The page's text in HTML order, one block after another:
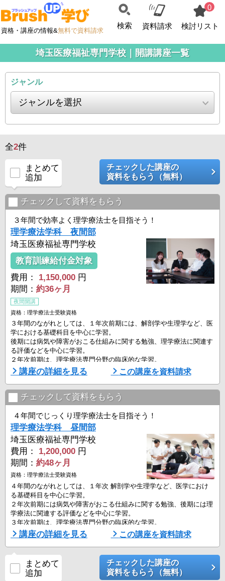
資格・講座の情報&無料で資料請求
検索 資料請求
0
検討リスト
埼玉医療福祉専門学校｜開講講座一覧
ジャンル
全2件
まとめて
追加
チェックした講座の
資料をもらう（無料）
チェックして資料をもらう
３年間で効率よく理学療法士を目指そう！
理学療法学科 夜間部
埼玉医療福祉専門学校
教育訓練給付金対象
費用：
1,150,000 円
期間： 約36ヶ月
夜間開講
資格：理学療法士受験資格
３年間のながれとしては、１年次前期には、解剖学や生理学など、医
学における基礎科目を中心に学習。
後期には病気や障害がおこる仕組みに関する勉強、理学療法に関連す
る評価などを中心に学習。
２年次前期は、理学療法専門分野の臨床的な学習。
後期に行われる長期実習に向けての客観的臨床能力試験（オスキー：
OSCE）も控える。
知識を備えたうえでの実技の試験を行い、自信を持って実習に向かえ
るかどうかを確認。
３年次前期は最後の長期実習を行い、現場での経験を重ねる。手厚い
国家試験対策も始まる。
夜間部では、リ ...
講座の詳細を見る この講座を資料請求
チェックして資料をもらう
４年間でじっくり理学療法士を目指そう！
理学療法学科 昼間部
埼玉医療福祉専門学校
費用：
1,200,000 円
期間： 約48ヶ月
資格：理学療法士受験資格
４年間のながれとしては、１年次 解剖学や生理学など、医学におけ
る基礎科目を中心に学習。
２年次前期には病気や障害がおこる仕組みに関する勉強、後期には理
学療法に関連する評価などを中心に学習。
３年次前期は、理学療法専門分野の臨床的な学習。
後期に行われる長期実習に向けての客観的臨床能力試験（オスキー：
OSCE）も控える。
知識を備えたうえでの実技の試験を行い、自信を持って実習に向かえ
るかどうかを確認。
４年次前期は最後の長期実習を行い、現場での経験を重ねる。手厚い
国家試験対策も始まる。
講座の詳細を見る この講座を資料請求
まとめて
追加
チェックした講座の
資料をもらう（無料）